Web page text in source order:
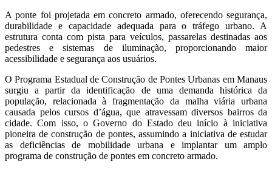
A ponte foi projetada em concreto armado, oferecendo segurança,
durabilidade e capacidade adequada para o tráfego urbano. A
estrutura conta com pista para veículos, passarelas destinadas aos
pedestres e sistemas de iluminação, proporcionando maior
acessibilidade e segurança aos usuários.
O Programa Estadual de Construção de Pontes Urbanas em Manaus
surgiu a partir da identificação de uma demanda histórica da
população, relacionada à fragmentação da malha viária urbana
causada pelos cursos d’água, que atravessam diversos bairros da
cidade. Com isso, o Governo do Estado deu início à iniciativa
pioneira de construção de pontes, assumindo a iniciativa de estudar
as deficiências de mobilidade urbana e implantar um amplo
programa de construção de pontes em concreto armado.